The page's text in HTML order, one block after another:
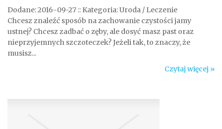
Dodane: 2016-09-27 :: Kategoria: Uroda / Leczenie
Chcesz znaleźć sposób na zachowanie czystości jamy
ustnej? Chcesz zadbać o zęby, ale dosyć masz past oraz
nieprzyjemnych szczoteczek? Jeżeli tak, to znaczy, że
musisz...
Czytaj więcej »